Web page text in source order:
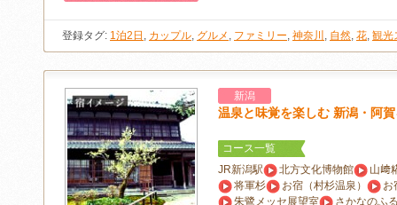
登録タグ: 1泊2日 , カップル, グルメ , ファミリー, 神奈川 , 自然, 花, 観光
新潟
温泉と味覚を楽しむ 新潟・阿
コース一覧
JR新潟駅
北方文化博物館
山﨑
将軍杉
お宿（村杉温泉）
お
朱鷺メッセ展望室
さかなのふ